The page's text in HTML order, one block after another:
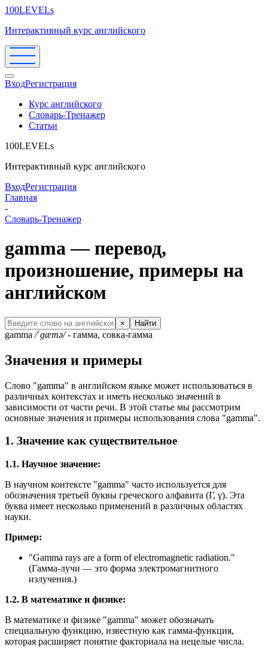
100LEVELs
Интерактивный курс английского
ВходРегистрация
Курс английского
Словарь-Тренажер
Статьи
100LEVELs
Интерактивный курс английского
ВходРегистрация
Главная
-
Словарь-Тренажер
gamma — перевод,
произношение, примеры на
английском
× Найти
gamma /ˈɡæmə/- гамма, совка-гамма
Значения и примеры
Слово "gamma" в английском языке может использоваться в
различных контекстах и иметь несколько значений в
зависимости от части речи. В этой статье мы рассмотрим
основные значения и примеры использования слова "gamma".
1. Значение как существительное
1.1. Научное значение:
В научном контексте "gamma" часто используется для
обозначения третьей буквы греческого алфавита (Γ, γ). Эта
буква имеет несколько применений в различных областях
науки.
Пример:
"Gamma rays are a form of electromagnetic radiation."
(Гамма-лучи — это форма электромагнитного
излучения.)
1.2. В математике и физике:
В математике и физике "gamma" может обозначать
специальную функцию, известную как гамма-функция,
которая расширяет понятие факториала на нецелые числа.